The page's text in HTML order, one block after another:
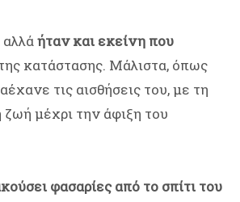
ήταν και εκείνη που
κατάστασης. Μάλιστα, όπως
τις αισθήσεις του, με τη
μέχρι την άφιξη του
φασαρίες από το σπίτι του